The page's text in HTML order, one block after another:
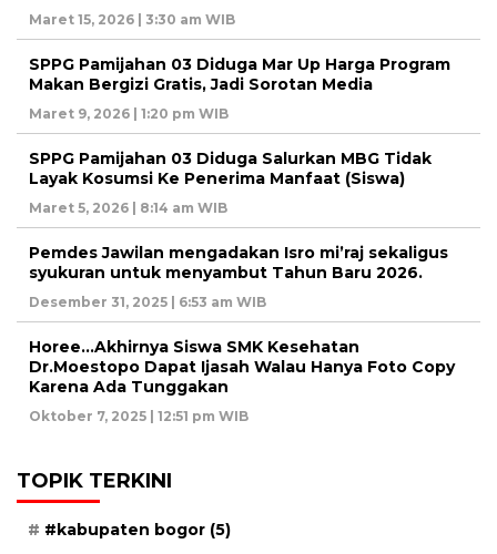
Maret 15, 2026 | 3:30 am WIB
SPPG Pamijahan 03 Diduga Mar Up Harga Program
Makan Bergizi Gratis, Jadi Sorotan Media
Maret 9, 2026 | 1:20 pm WIB
SPPG Pamijahan 03 Diduga Salurkan MBG Tidak
Layak Kosumsi Ke Penerima Manfaat (Siswa)
Maret 5, 2026 | 8:14 am WIB
Pemdes Jawilan mengadakan Isro mi’raj sekaligus
syukuran untuk menyambut Tahun Baru 2026.
Desember 31, 2025 | 6:53 am WIB
Horee…Akhirnya Siswa SMK Kesehatan
Dr.Moestopo Dapat Ijasah Walau Hanya Foto Copy
Karena Ada Tunggakan
Oktober 7, 2025 | 12:51 pm WIB
TOPIK TERKINI
#kabupaten bogor (5)